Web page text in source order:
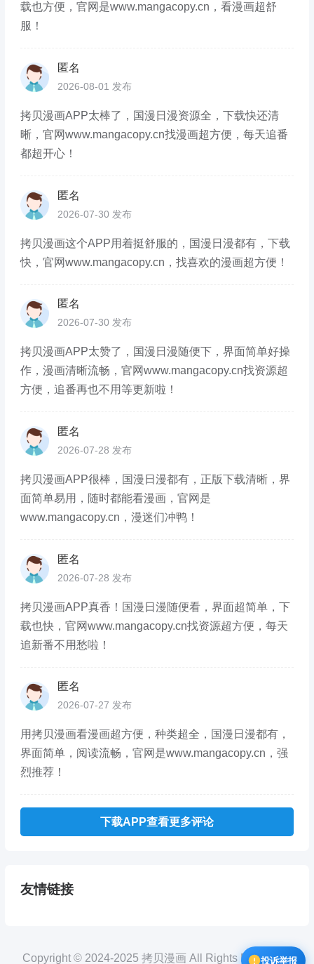
载也方便，官网是www.mangacopy.cn，看漫画超舒
服！
匿名
2026-08-01 发布
拷贝漫画APP太棒了，国漫日漫资源全，下载快还清
晰，官网www.mangacopy.cn找漫画超方便，每天追番
都超开心！
匿名
2026-07-30 发布
拷贝漫画这个APP用着挺舒服的，国漫日漫都有，下载
快，官网www.mangacopy.cn，找喜欢的漫画超方便！
匿名
2026-07-30 发布
拷贝漫画APP太赞了，国漫日漫随便下，界面简单好操
作，漫画清晰流畅，官网www.mangacopy.cn找资源超
方便，追番再也不用等更新啦！
匿名
2026-07-28 发布
拷贝漫画APP很棒，国漫日漫都有，正版下载清晰，界
面简单易用，随时都能看漫画，官网是
www.mangacopy.cn，漫迷们冲鸭！
匿名
2026-07-28 发布
拷贝漫画APP真香！国漫日漫随便看，界面超简单，下
载也快，官网www.mangacopy.cn找资源超方便，每天
追新番不用愁啦！
匿名
2026-07-27 发布
用拷贝漫画看漫画超方便，种类超全，国漫日漫都有，
界面简单，阅读流畅，官网是www.mangacopy.cn，强
烈推荐！
下载APP查看更多评论
友情链接
Copyright © 2024-2025 拷贝漫画 All Rights Reserved.
投诉举报